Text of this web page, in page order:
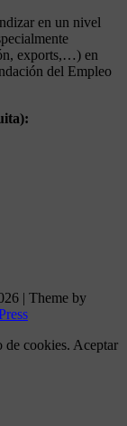
en un nivel
exports,…) en
del Empleo
| Theme by
de cookies. Aceptar